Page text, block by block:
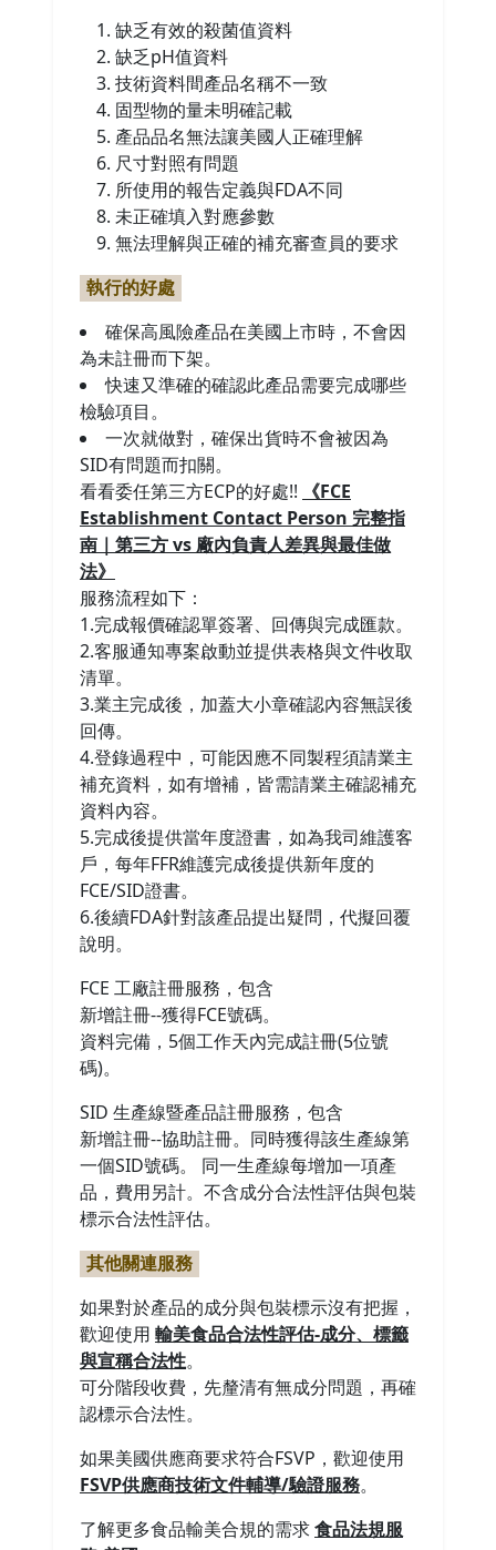
缺乏有效的殺菌值資料
缺乏pH值資料
技術資料間產品名稱不一致
固型物的量未明確記載
產品品名無法讓美國人正確理解
尺寸對照有問題
所使用的報告定義與FDA不同
未正確填入對應參數
無法理解與正確的補充審查員的要求
執行的好處
確保高風險產品在美國上市時，不會因
為未註冊而下架。
快速又準確的確認此產品需要完成哪些
檢驗項目。
一次就做對，確保出貨時不會被因為
SID有問題而扣關。
看看委任第三方ECP的好處!!
《FCE
Establishment Contact Person 完整指
南｜第三方 vs 廠內負責人差異與最佳做
法》
服務流程如下：
1.完成報價確認單簽署、回傳與完成匯款。
2.客服通知專案啟動並提供表格與文件收取
清單。
3.業主完成後，加蓋大小章確認內容無誤後
回傳。
4.登錄過程中，可能因應不同製程須請業主
補充資料，如有增補，皆需請業主確認補充
資料內容。
5.完成後提供當年度證書，如為我司維護客
戶，每年FFR維護完成後提供新年度的
FCE/SID證書。
6.後續FDA針對該產品提出疑問，代擬回覆
說明。
FCE 工廠註冊服務，包含
新增註冊--獲得FCE號碼。
資料完備，5個工作天內完成註冊(5位號
碼)。
SID 生產線暨產品註冊服務，包含
新增註冊--協助註冊。同時獲得該生產線第
一個SID號碼。 同一生產線每增加一項產
品，費用另計。不含成分合法性評估與包裝
標示合法性評估。
其他關連服務
如果對於產品的成分與包裝標示沒有把握，
歡迎使用 輸美食品合法性評估-成分、標籤
與宣稱合法性。
可分階段收費，先釐清有無成分問題，再確
認標示合法性。
如果美國供應商要求符合FSVP，歡迎使用
FSVP供應商技術文件輔導/驗證服務。
了解更多食品輸美合規的需求食品法規服